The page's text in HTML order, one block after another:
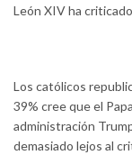
León XIV ha
Los católicos
39% cree que el
administración
demasiado lejos al